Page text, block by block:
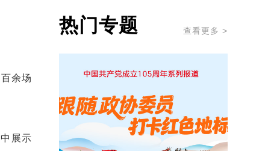
余场
展示
热门专题 查看更多 >